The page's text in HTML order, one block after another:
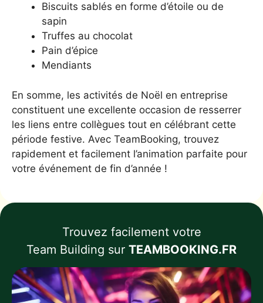
Biscuits sablés en forme d’étoile ou de
sapin
Truffes au chocolat
Pain d’épice
Mendiants
En somme, les activités de Noël en entreprise
constituent une excellente occasion de resserrer
les liens entre collègues tout en célébrant cette
période festive. Avec TeamBooking, trouvez
rapidement et facilement l’animation parfaite pour
votre événement de fin d’année !
Trouvez facilement votre
Team Building sur TEAMBOOKING.FR